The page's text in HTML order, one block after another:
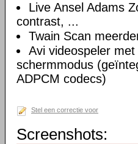
Live Ansel Adams
contrast, ...
Twain Scan
Avi videospeler
schermmodus
ADPCM codecs)
Stel een correctie voor
Screenshots: